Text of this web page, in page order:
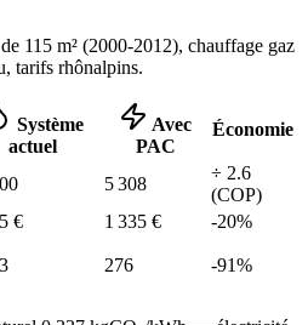
115 m² (2000-2012), chauffage gaz
tarifs rhônalpins.
Système
actuel
Avec
PAC
Économie
5 308
÷ 2.6
(COP)
€ 1 335 € -20%
276 -91%